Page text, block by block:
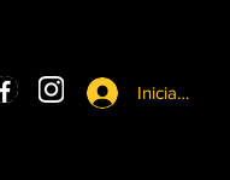
Iniciar sesión